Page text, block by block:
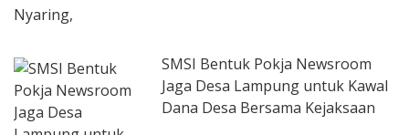
SMSI Bentuk Pokja Newsroom
Jaga Desa Lampung untuk Kawal
Dana Desa Bersama Kejaksaan